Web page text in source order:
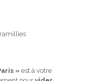
» est à votre